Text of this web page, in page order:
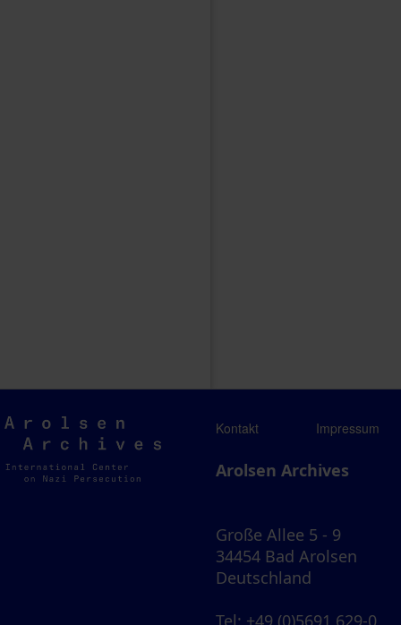
Arolsen
Archives
Kontakt Impressum
Arolsen Archives
Große Allee 5 - 9
34454 Bad Arolsen
Deutschland
Tel: +49 (0)5691 629-0